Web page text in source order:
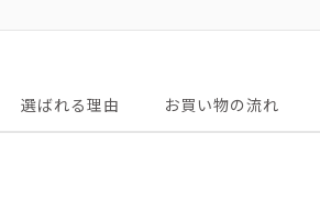
選ばれる理由 お買い物の流れ